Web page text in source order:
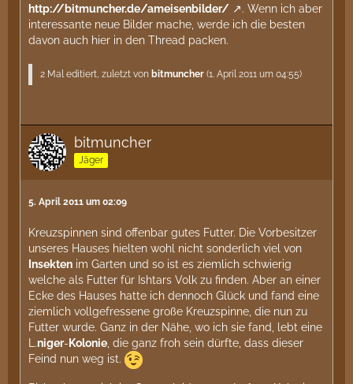
http://bitmuncher.de/ameisenbilder/
. Wenn ich aber
interessante neue Bilder mache, werde ich die besten
davon auch hier in den Thread packen.
2 Mal editiert, zuletzt von bitmuncher (1. April 2011 um 04:55)
bitmuncher
Jäger
5. April 2011 um 02:09
Kreuzspinnen sind offenbar gutes Futter. Die Vorbesitzer
unseres Hauses hielten wohl nicht sonderlich viel von
Insekten im Garten und so ist es ziemlich schwierig
welche als Futter für Ishtars Volk zu finden. Aber an einer
Ecke des Hauses hatte ich dennoch Glück und fand eine
ziemlich vollgefressene große Kreuzspinne, die nun zu
Futter wurde. Ganz in der Nähe, wo ich sie fand, lebt eine
L.niger- Kolonie , die ganz froh sein dürfte, dass dieser
Feind nun weg ist.